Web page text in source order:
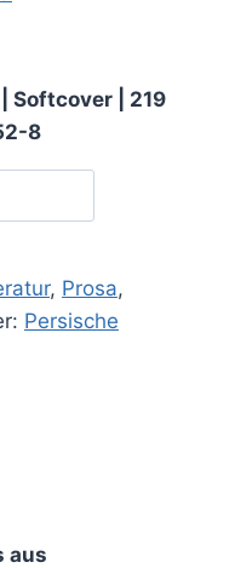
Softcover | 219
8
, Prosa,
Persische
aus